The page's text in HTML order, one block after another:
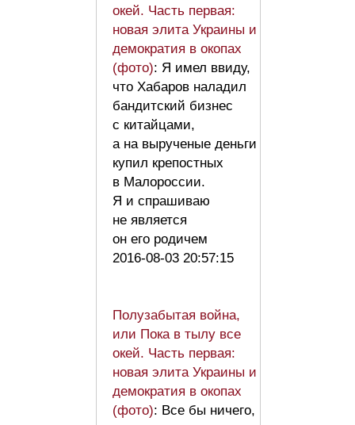
окей. Часть первая:
новая элита Украины и
демократия в окопах
(фото): Я имел ввиду,
что Хабаров наладил
бандитский бизнес
с китайцами,
а на вырученые деньги
купил крепостных
в Малороссии.
Я и спрашиваю
не является
он его родичем
2016-08-03 20:57:15
Полузабытая война,
или Пока в тылу все
окей. Часть первая:
новая элита Украины и
демократия в окопах
(фото): Все бы ничего,